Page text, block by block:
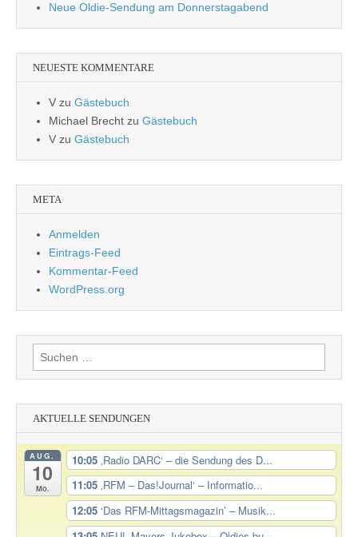
Neue Oldie-Sendung am Donnerstagabend
NEUESTE KOMMENTARE
V zu Gästebuch
Michael Brecht zu Gästebuch
Vzu Gästebuch
META
Anmelden
Eintrags-Feed
Kommentar-Feed
WordPress.org
Suchen
nach:
AKTUELLE SENDUNGEN
AUG.
10
Mo.
10:05 ‚Radio DARC‘ – die Sendung des D...
11:05 ‚RFM – Das!Journal‘ – Informatio...
12:05 ‘Das RFM-Mittagsmagazin’ – Musik...